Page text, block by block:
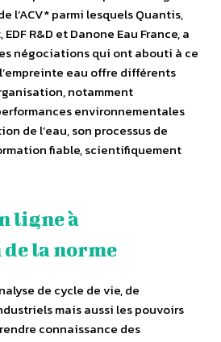
l’ACV* parmi lesquels Quantis,
R&D et Danone Eau France, a
négociations qui ont abouti à ce
eau offre différents
notamment
environnementales
de l’eau, son processus de
fiable, scientifiquement
ligne à
la norme
de cycle de vie, de
mais aussi les pouvoirs
connaissance des